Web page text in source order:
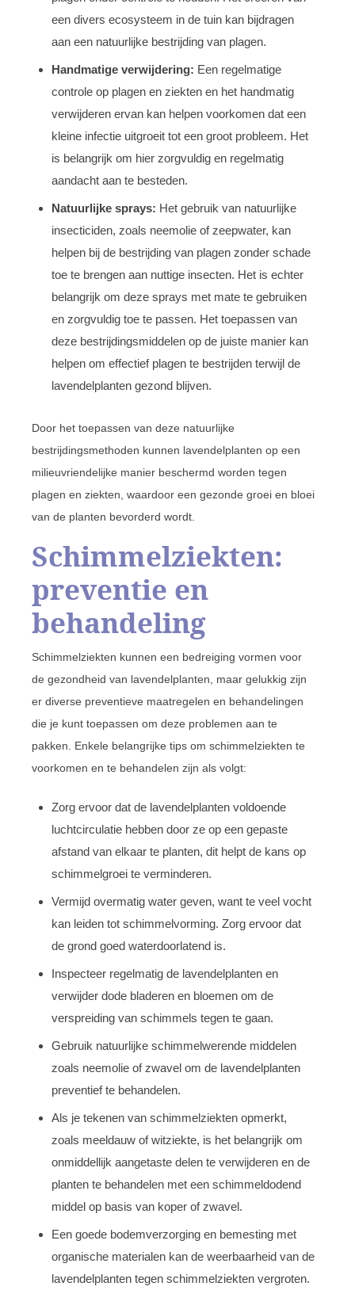
een divers ecosysteem in de tuin kan bijdragen
aan een natuurlijke bestrijding van plagen.
Handmatige verwijdering: Een regelmatige
controle op plagen en ziekten en het handmatig
verwijderen ervan kan helpen voorkomen dat een
kleine infectie uitgroeit tot een groot probleem. Het
is belangrijk om hier zorgvuldig en regelmatig
aandacht aan te besteden.
Natuurlijke sprays: Het gebruik van natuurlijke
insecticiden, zoals neemolie of zeepwater, kan
helpen bij de bestrijding van plagen zonder schade
toe te brengen aan nuttige insecten. Het is echter
belangrijk om deze sprays met mate te gebruiken
en zorgvuldig toe te passen. Het toepassen van
deze bestrijdingsmiddelen op de juiste manier kan
helpen om effectief plagen te bestrijden terwijl de
lavendelplanten gezond blijven.
Door het toepassen van deze natuurlijke
bestrijdingsmethoden kunnen lavendelplanten op een
milieuvriendelijke manier beschermd worden tegen
plagen en ziekten, waardoor een gezonde groei en bloei
van de planten bevorderd wordt.
Schimmelziekten:
preventie en
behandeling
Schimmelziekten kunnen een bedreiging vormen voor
de gezondheid van lavendelplanten, maar gelukkig zijn
er diverse preventieve maatregelen en behandelingen
die je kunt toepassen om deze problemen aan te
pakken. Enkele belangrijke tips om schimmelziekten te
voorkomen en te behandelen zijn als volgt:
Zorg ervoor dat de lavendelplanten voldoende
luchtcirculatie hebben door ze op een gepaste
afstand van elkaar te planten, dit helpt de kans op
schimmelgroei te verminderen.
Vermijd overmatig water geven, want te veel vocht
kan leiden tot schimmelvorming. Zorg ervoor dat
de grond goed waterdoorlatend is.
Inspecteer regelmatig de lavendelplanten en
verwijder dode bladeren en bloemen om de
verspreiding van schimmels tegen te gaan.
Gebruik natuurlijke schimmelwerende middelen
zoals neemolie of zwavel om de lavendelplanten
preventief te behandelen.
Als je tekenen van schimmelziekten opmerkt,
zoals meeldauw of witziekte, is het belangrijk om
onmiddellijk aangetaste delen te verwijderen en de
planten te behandelen met een schimmeldodend
middel op basis van koper of zwavel.
Een goede bodemverzorging en bemesting met
organische materialen kan de weerbaarheid van de
lavendelplanten tegen schimmelziekten vergroten.